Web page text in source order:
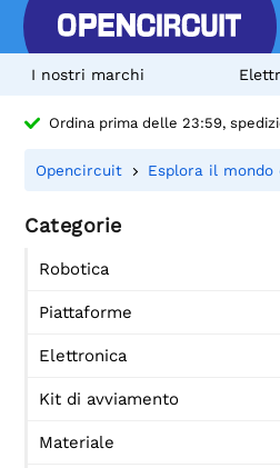
I nostri marchi
Ordina prima delle 23:59,
Opencircuit Esplora il
Categorie
Robotica
Piattaforme
Elettronica
Kit di avviamento
Materiale